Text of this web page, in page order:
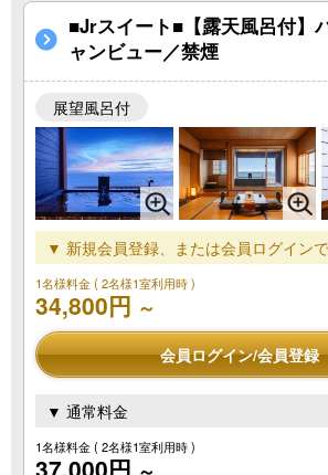
■Jrスイート■【露天風呂付】
ャンビュー／禁煙
展望風呂付
▼ 新規会員登録、または会員ログイン
1名様料金( 2名様1室利用時 )
34,800円 ～
会員ログイン/会員登録
▼ 通常料金
1名様料金( 2名様1室利用時 )
37,000円